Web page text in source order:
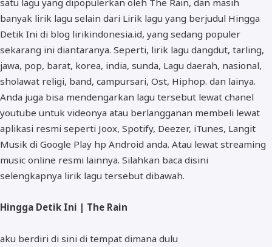
banyak lirik lagu selain dari Lirik lagu yang berjudul Hingga
Detik Ini di blog lirikindonesia.id, yang sedang populer
sekarang ini diantaranya. Seperti, lirik lagu dangdut, tarling,
jawa, pop, barat, korea, india, sunda, Lagu daerah, nasional,
sholawat religi, band, campursari, Ost, Hiphop. dan lainya.
Anda juga bisa mendengarkan lagu tersebut lewat chanel
youtube untuk videonya atau berlangganan membeli lewat
aplikasi resmi seperti Joox, Spotify, Deezer, iTunes, Langit
Musik di Google Play hp Android anda. Atau lewat streaming
music online resmi lainnya. Silahkan baca disini
selengkapnya lirik lagu tersebut dibawah.
Hingga Detik Ini | The Rain
aku berdiri di sini di tempat dimana dulu